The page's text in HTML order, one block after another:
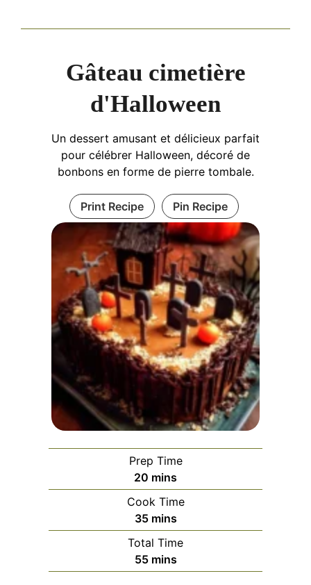
Gâteau cimetière
d'Halloween
Un dessert amusant et délicieux parfait
pour célébrer Halloween, décoré de
bonbons en forme de pierre tombale.
Print Recipe Pin Recipe
Prep Time
20 minutes
mins
Cook Time
35minutes
mins
Total Time
55minutes
mins